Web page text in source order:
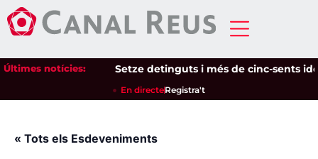
Últimes notícies: Setze detinguts i més de cinc-sents
En directeRegistra't
« Tots els Esdeveniments